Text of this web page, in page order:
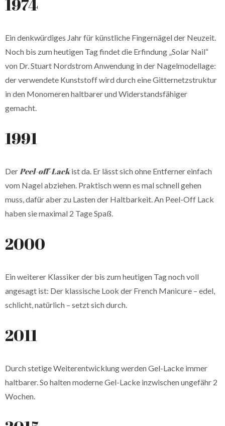
1974
Ein denkwürdiges Jahr für künstliche Fingernägel der Neuzeit.
Noch bis zum heutigen Tag findet die Erfindung „Solar Nail“
von Dr. Stuart Nordstrom Anwendung in der Nagelmodellage:
der verwendete Kunststoff wird durch eine Gitternetzstruktur
in den Monomeren haltbarer und Widerstandsfähiger
gemacht.
1991
DerPeel-off-Lackist da. Er lässt sich ohne Entferner einfach
vom Nagel abziehen. Praktisch wenn es mal schnell gehen
muss, dafür aber zu Lasten der Haltbarkeit. An Peel-Off Lack
haben sie maximal 2 Tage Spaß.
2000
Ein weiterer Klassiker der bis zum heutigen Tag noch voll
angesagt ist: Der klassische Look der French Manicure – edel,
schlicht, natürlich – setzt sich durch.
2011
Durch stetige Weiterentwicklung werden Gel-Lacke immer
haltbarer. So halten moderne Gel-Lacke inzwischen ungefähr 2
Wochen.